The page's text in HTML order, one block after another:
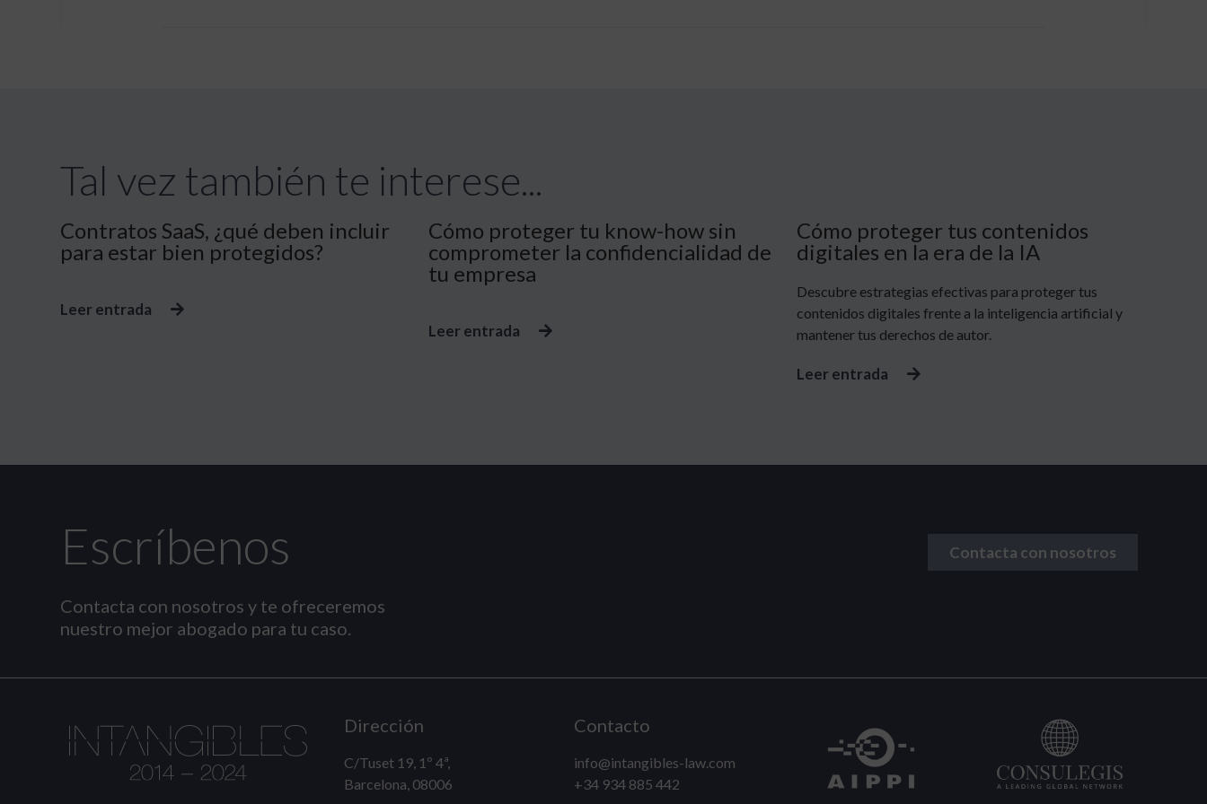
Tal vez también te interese...
Contratos SaaS, ¿qué deben incluir
para estar bien protegidos?
Leer entrada
Cómo proteger tu know-how sin
comprometer la confidencialidad de
tu empresa
Leer entrada
Cómo proteger tus contenidos
digitales en la era de la IA
Descubre estrategias efectivas para proteger tus
contenidos digitales frente a la inteligencia artificial y
mantener tus derechos de autor.
Leer entrada
Escríbenos
Contacta con nosotros y te ofreceremos
nuestro mejor abogado para tu caso.
Contacta con nosotros
Dirección
C/Tuset 19, 1º 4ª,
Barcelona, 08006
Contacto
info@intangibles-law.com
+34 934 885 442